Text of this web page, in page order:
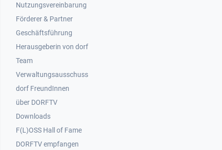
Nutzungsvereinbarung
Footer 2
Förderer & Partner
Geschäftsführung
Herausgeberin von dorf
Team
Verwaltungsausschuss
dorf FreundInnen
Footer 3
über DORFTV
Downloads
F(L)OSS Hall of Fame
Footer 4
DORFTV empfangen